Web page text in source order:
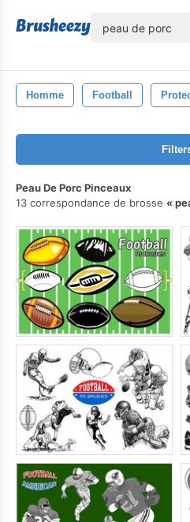
Homme Football
Peau De Porc Pinceaux
13 correspondance de brosse